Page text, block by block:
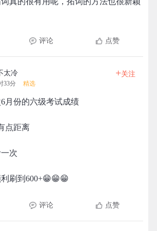
评论 点赞
太冷
33分 精选
+关注
月份的六级考试成绩
点距离
次
刷到600+😁😁😁
评论 点赞